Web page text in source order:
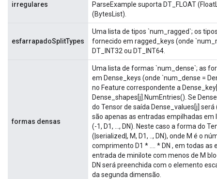
irregulares
ParseExample suporta DT_FLOAT
(BytesList).
esfarrapadoSplitTypes
Uma lista de tipos `num_ragged`; os
fornecido em ragged_keys (onde
DT_INT32 ou DT_INT64.
formas densas
Uma lista de formas `num_dense`; as
em Dense_keys (onde `num_dense =
no Feature correspondente a
Dense_shapes[j].NumEntries(). Se
do Tensor de saída Dense_values[j] será
são apenas as entradas empilhadas
(-1, D1, ..., DN). Neste caso a forma do
(|serialized|, M, D1, .., DN), onde M é o
comprimento D1 * .... * DN , em todas
entrada de minilote com menos de M
DN será preenchida com o elemento
da segunda dimensão.